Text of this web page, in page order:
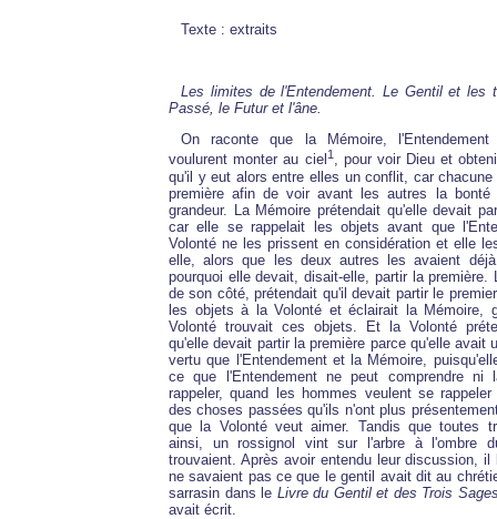
Texte : extraits
Les limites de l'Entendement. Le Gentil et les
Passé, le Futur et l'âne.
On raconte que la Mémoire,
voulurent monter au ciel 1 , pour voir Dieu et
qu'il y eut alors entre elles un conflit, car
première afin de voir avant les autres la
grandeur. La Mémoire prétendait qu'elle devait
car elle se rappelait les objets avant que
Volonté ne les prissent en considération et elle
elle, alors que les deux autres les avaient
pourquoi elle devait, disait-elle, partir la première.
de son côté, prétendait qu'il devait partir le
les objets à la Volonté et éclairait la Mémoire,
Volonté trouvait ces objets. Et la Volonté
qu'elle devait partir la première parce qu'elle avait
vertu que l'Entendement et la Mémoire,
ce que l'Entendement ne peut comprendre ni
rappeler, quand les hommes veulent se rappeler
des choses passées qu'ils n'ont plus
que la Volonté veut aimer. Tandis que toutes
ainsi, un rossignol vint sur l'arbre à l'ombre
trouvaient. Après avoir entendu leur discussion, il
ne savaient pas ce que le gentil avait dit au
sarrasin dans le Livre du Gentil et des Trois
avait écrit.